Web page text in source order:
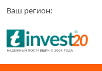
Ваш регион: